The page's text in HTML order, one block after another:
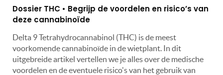
Dossier THC • Begrijp de voordelen en risico’s van
deze cannabinoïde
Delta 9 Tetrahydrocannabinol (THC) is de meest
voorkomende cannabinoïde in de wietplant. In dit
uitgebreide artikel vertellen we je alles over de medische
voordelen en de eventuele risico's van het gebruik van